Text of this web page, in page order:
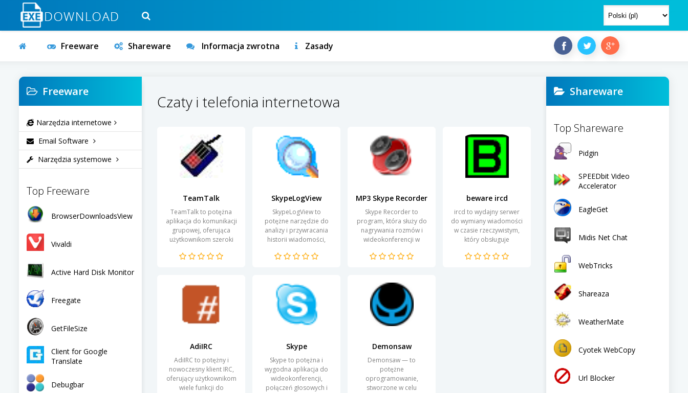
Freeware Shareware Informacja zwrotna Zasady
Freeware
Narzędzia internetowe
Email Software
Narzędzia systemowe
Top Freeware
BrowserDownloadsView
Vivaldi
Active Hard Disk Monitor
Freegate
GetFileSize
Client for Google
Translate
Debugbar
Czaty i telefonia internetowa
TeamTalk
TeamTalk to potężna
aplikacja do komunikacji
grupowej, oferująca
użytkownikom szeroki
organizacji głosowych i
SkypeLogView
SkypeLogView to
potężne narzędzie do
analizy i przywracania
historii wiadomości,
Skype'a. Program jest
MP3 Skype Recorder
Skype Recorder to
program, która służy do
nagrywania rozmów i
wideokonferencji w
świecie komunikacji,
beware ircd
ircd to wydajny serwer
do wymiany wiadomości
w czasie rzeczywistym,
który obsługuje
Chat (IRC). Program ten
AdiIRC
AdiIRC to potężny i
nowoczesny klient IRC,
oferujący użytkownikom
wiele funkcji do
Skype
Skype to potężna i
wygodna aplikacja do
wideokonferencji,
połączeń głosowych i
Demonsaw
Demonsaw — to
potężne
oprogramowanie,
stworzone w celu
Shareware
Top Shareware
Pidgin
SPEEDbit Video
Accelerator
EagleGet
Midis Net Chat
WebTricks
Shareaza
WeatherMate
Cyotek WebCopy
Url Blocker